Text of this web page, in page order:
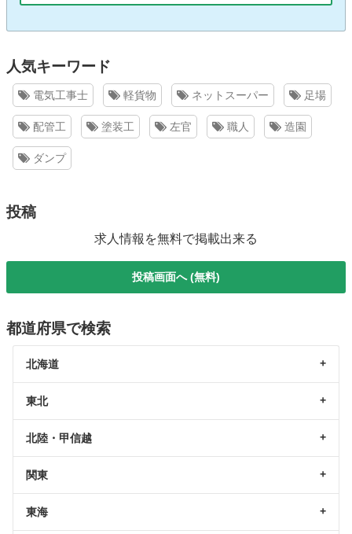
人気キーワード
電気工事士 軽貨物 ネットスーパー 足場
配管工 塗装工 左官 職人 造園
ダンプ
投稿
求人情報を無料で掲載出来る
投稿画面へ (無料)
都道府県で検索
北海道
東北
北陸・甲信越
関東
東海